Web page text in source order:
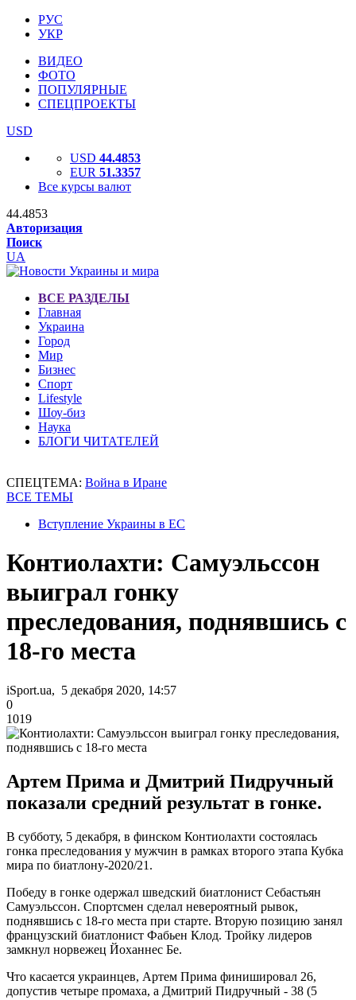
РУС
УКР
ВИДЕО
ФОТО
ПОПУЛЯРНЫЕ
СПЕЦПРОЕКТЫ
USD
USD 44.4853
EUR 51.3357
Все курсы валют
44.4853
Авторизация
Поиск
UA
ВСЕ РАЗДЕЛЫ
Главная
Украина
Город
Мир
Бизнес
Спорт
Lifestyle
Шоу-биз
Наука
БЛОГИ ЧИТАТЕЛЕЙ
СПЕЦТЕМА: Война в Иране
ВСЕ ТЕМЫ
Вступление Украины в ЕС
Контиолахти: Самуэльссон
выиграл гонку
преследования, поднявшись с
18-го места
iSport.ua, 5 декабря 2020, 14:57
0
1019
Артем Прима и Дмитрий Пидручный
показали средний результат в гонке.
В субботу, 5 декабря, в финском Контиолахти состоялась
гонка преследования у мужчин в рамках второго этапа Кубка
мира по биатлону-2020/21.
Победу в гонке одержал шведский биатлонист Себастьян
Самуэльссон. Спортсмен сделал невероятный рывок,
поднявшись с 18-го места при старте. Вторую позицию занял
французский биатлонист Фабьен Клод. Тройку лидеров
замкнул норвежец Йоханнес Бе.
Что касается украинцев, Артем Прима финишировал 26,
допустив четыре промаха, а Дмитрий Пидручный - 38 (5